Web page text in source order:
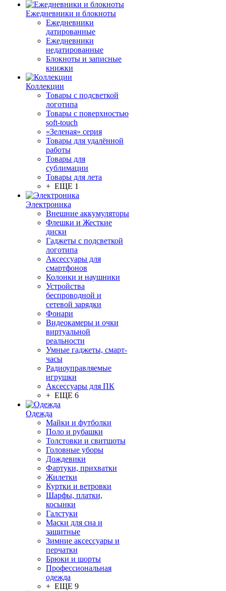
Ежедневники и блокноты
Ежедневники
датированные
Ежедневники
недатированные
Блокноты и записные
книжки
Коллекции
Товары с подсветкой
логотипа
Товары с поверхностью
soft-touch
«Зеленая» серия
Товары для удалённой
работы
Товары для
сублимации
Товары для лета
+ ЕЩЕ 1
Электроника
Внешние аккумуляторы
Флешки и Жесткие
диски
Гаджеты с подсветкой
логотипа
Аксессуары для
смартфонов
Колонки и наушники
Устройства
беспроводной и
сетевой зарядки
Фонари
Видеокамеры и очки
виртуальной
реальности
Умные гаджеты, смарт-
часы
Радиоуправляемые
игрушки
Аксессуары для ПК
+ ЕЩЕ 6
Одежда
Майки и футболки
Поло и рубашки
Толстовки и свитшоты
Головные уборы
Дождевики
Фартуки, прихватки
Жилетки
Куртки и ветровки
Шарфы, платки,
косынки
Галстуки
Маски для сна и
защитные
Зимние аксессуары и
перчатки
Брюки и шорты
Профессиональная
одежда
+ ЕЩЕ 9